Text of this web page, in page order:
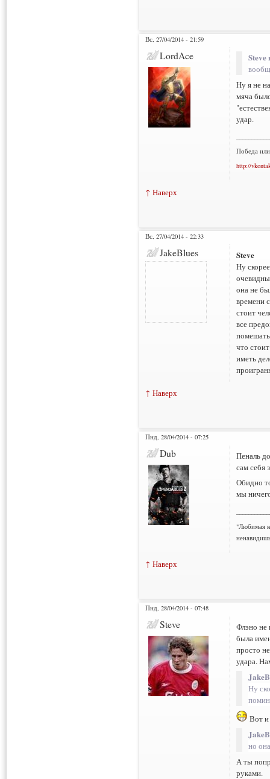
Вс, 27/04/2014 - 21:59
LordAce Steve
Ну я не
мяча
удар.
Победа
http://
↑ Наверх
Вс, 27/04/2014 - 22:33
JakeBlues Steve
Ну
она не
времени
стоит
все
что
иметь
↑ Наверх
Пнд, 28/04/2014 - 07:25
Dub
Пеналь
сам себя
Обидно
мы
"Любимая
↑ Наверх
Пнд, 28/04/2014 - 07:48
Steve
Флэно не
была
просто
удара.
Ну
Вот и
но
А ты
руками.